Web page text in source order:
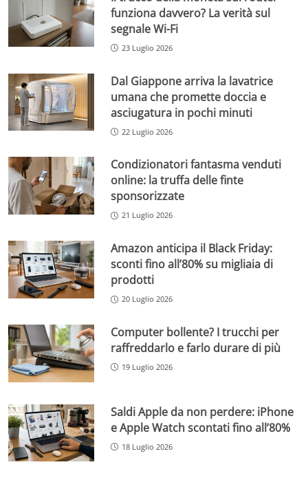
funziona davvero? La verità sul
segnale Wi-Fi
23 Luglio 2026
Dal Giappone arriva la lavatrice
umana che promette doccia e
asciugatura in pochi minuti
22 Luglio 2026
Condizionatori fantasma venduti
online: la truffa delle finte
sponsorizzate
21 Luglio 2026
Amazon anticipa il Black Friday:
sconti fino all’80% su migliaia di
prodotti
20 Luglio 2026
Computer bollente? I trucchi per
raffreddarlo e farlo durare di più
19 Luglio 2026
Saldi Apple da non perdere: iPhone
e Apple Watch scontati fino all’80%
18 Luglio 2026